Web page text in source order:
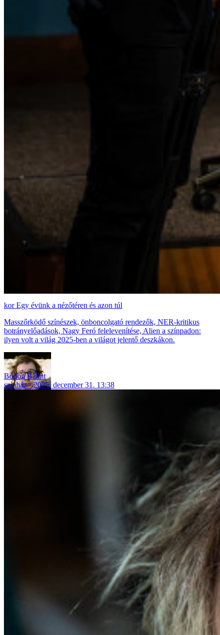
Egy évünk a nézőtéren és azon túl
Masszőrködő színészek, önboncolgató rendezők, NER-kritikus
botrányelőadások, Nagy Feró felelevenítése, Alien a színpadon:
ilyen volt a világ 2025-ben a világot jelentő deszkákon.
Bódog Bálint
színház
2025. december 31. 13:38